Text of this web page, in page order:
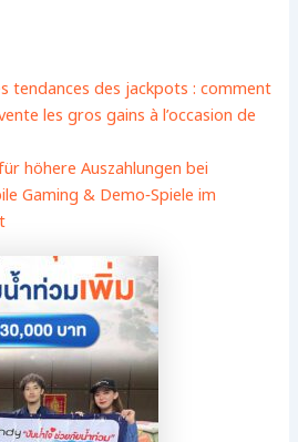
tendances des jackpots : comment
les gros gains à l’occasion de
höhere Auszahlungen bei
Gaming & Demo‑Spiele im